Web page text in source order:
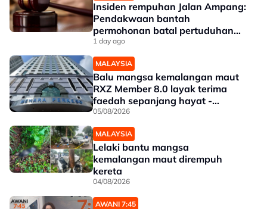
Insiden rempuhan Jalan Ampang:
Pendakwaan bantah
permohonan batal pertuduhan
bunuh
1 day ago
MALAYSIA
Balu mangsa kemalangan maut
RXZ Member 8.0 layak terima
faedah sepanjang hayat -
Perkeso
05/08/2026
MALAYSIA
Lelaki bantu mangsa
kemalangan maut dirempuh
kereta
04/08/2026
AWANI 7:45